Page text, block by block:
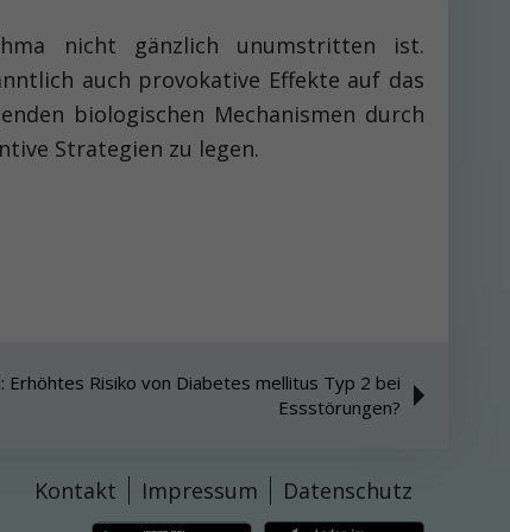
nicht gänzlich unum­stritten ist.
auch provokative Effekte auf das
biologischen Mechanismen durch
Strategien zu legen.
Erhöhtes Risiko von Diabetes mellitus Typ 2 bei
Essstörungen?
Kontakt Impressum Datenschutz